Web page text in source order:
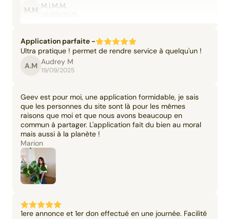
M.M M.I.M.M.
Application parfaite -
Ultra pratique ! permet de rendre service à quelqu'un !
A.M Audrey M
19/09/2025
Geev est pour moi, une application formidable, je sais
que les personnes du site sont là pour les mêmes
raisons que moi et que nous avons beaucoup en
commun à partager. L'application fait du bien au moral
mais aussi à la planète !
Marion
1ere annonce et 1er don effectué en une journée. Facilité